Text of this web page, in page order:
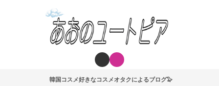
韓国コスメ好きなコスメオタクによるブログ🦭